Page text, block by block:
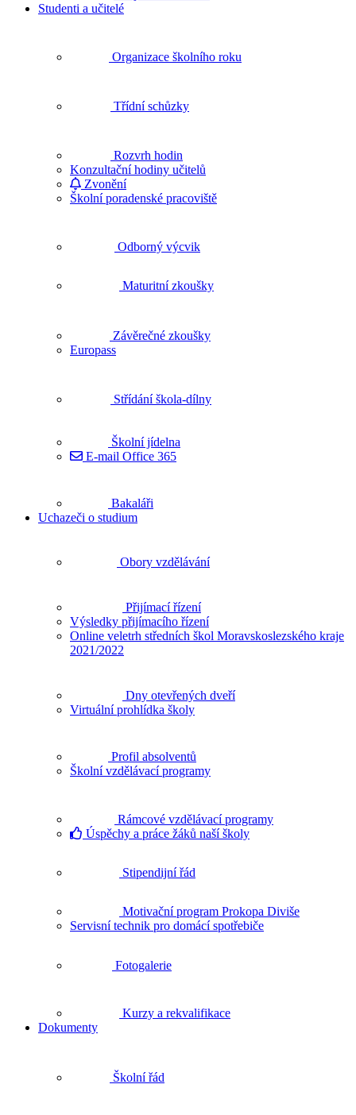
Studenti a učitelé
Organizace školního roku
Třídní schůzky
Rozvrh hodin
Konzultační hodiny učitelů
Zvonění
Školní poradenské pracoviště
Odborný výcvik
Maturitní zkoušky
Závěrečné zkoušky
Europass
Střídání škola-dílny
Školní jídelna
E-mail Office 365
Bakaláři
Uchazeči o studium
Obory vzdělávání
Přijímací řízení
Výsledky přijímacího řízení
Online veletrh středních škol Moravskoslezského kraje
2021/2022
Dny otevřených dveří
Virtuální prohlídka školy
Profil absolventů
Školní vzdělávací programy
Rámcové vzdělávací programy
Úspěchy a práce žáků naší školy
Stipendijní řád
Motivační program Prokopa Diviše
Servisní technik pro domácí spotřebiče
Fotogalerie
Kurzy a rekvalifikace
Dokumenty
Školní řád